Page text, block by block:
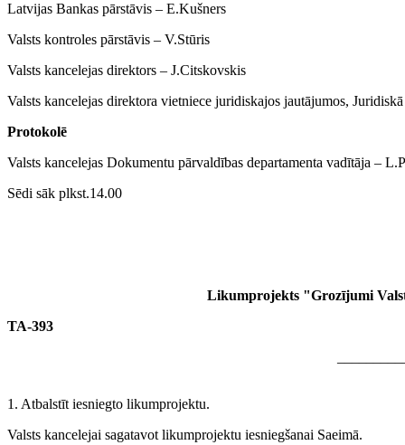
Latvijas Bankas pārstāvis ‒ E.Kušners
Valsts kontroles pārstāvis ‒ V.Stūris
Valsts kancelejas direktors ‒ J.Citskovskis
Valsts kancelejas direktora vietniece juridiskajos jautājumos,
Protokolē
Valsts kancelejas Dokumentu pārvaldības departamenta vadītāja ‒
Sēdi sāk plkst.14.00
Likumprojekts "Grozījumi
TA-393
1. Atbalstīt iesniegto likumprojektu.
Valsts kancelejai sagatavot likumprojektu iesniegšanai Saeimā.